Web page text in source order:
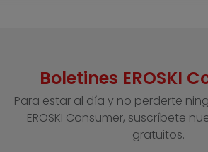
Boletines EROSKI
Para estar al día y no perderte
EROSKI Consumer, suscríbete
gratuitos.